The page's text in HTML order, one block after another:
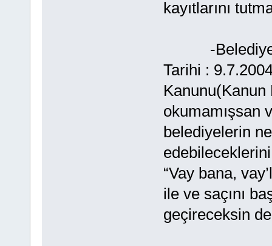
kayıtlarını
-Belediye
Tarihi :
okumamışsan
belediyelerin
“Vay bana,
ile ve saçını
geçireceksin